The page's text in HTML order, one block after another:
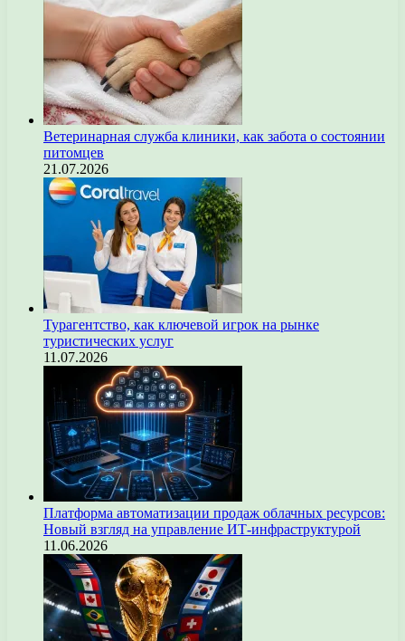
Ветеринарная служба клиники, как забота о состоянии
питомцев
21.07.2026
Турагентство, как ключевой игрок на рынке
туристических услуг
11.07.2026
Платформа автоматизации продаж облачных ресурсов:
Новый взгляд на управление ИТ-инфраструктурой
11.06.2026